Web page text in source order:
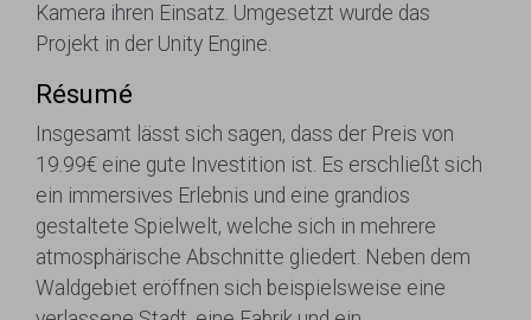
Kamera ihren Einsatz. Umgesetzt wurde das
Projekt in der Unity Engine.
Résumé
Insgesamt lässt sich sagen, dass der Preis von
19.99€ eine gute Investition ist. Es erschließt sich
ein immersives Erlebnis und eine grandios
gestaltete Spielwelt, welche sich in mehrere
atmosphärische Abschnitte gliedert. Neben dem
Waldgebiet eröffnen sich beispielsweise eine